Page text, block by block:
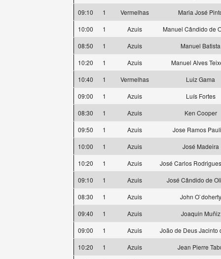
09:10
1 Vermelhas
Maria José
10:00
1 Azuis
Manuel Cândido de
08:50
1 Azuis
Manuel Batista
10:20
1 Azuis
Manuel Alves
10:40
1 Vermelhas
Luiz Gama
09:00
1 Azuis
Luís Fortes
08:30
1 Azuis
Ken Cooper
09:50
1 Azuis
Jose Ramos
10:00
1 Azuis
José Madeira
10:20
1 Azuis
José Carlos
09:10
1 Azuis
José Cândido de
08:30
1 Azuis
John O`doherty
09:40
1 Azuis
Joaquin Muñiz
09:00
1 Azuis
João de Deus Jacinto
10:20
1 Azuis
Jean Pierre